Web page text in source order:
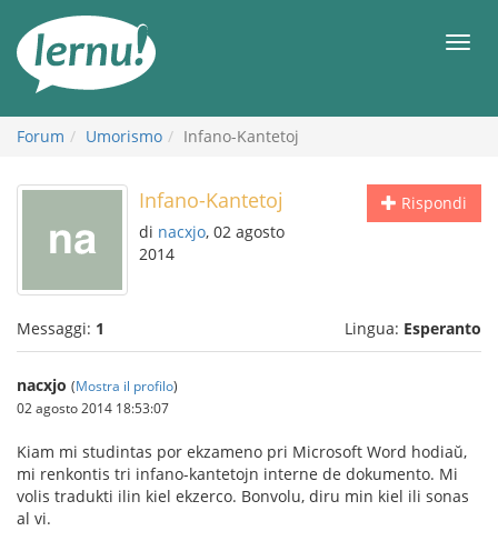
all’indice
Forum Umorismo Infano-Kantetoj
Rispondi
Infano-Kantetoj
di nacxjo, 02 agosto
2014
Messaggi: 1 Lingua: Esperanto
nacxjo (Mostra il profilo)
02 agosto 2014 18:53:07
Kiam mi studintas por ekzameno pri Microsoft Word hodiaŭ,
mi renkontis tri infano-kantetojn interne de dokumento. Mi
volis tradukti ilin kiel ekzerco. Bonvolu, diru min kiel ili sonas
al vi.